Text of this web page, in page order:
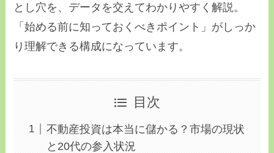
とし穴を、データを交えてわかりやすく解説。
「始める前に知っておくべきポイント」がしっか
り理解できる構成になっています。
目次
不動産投資は本当に儲かる？市場の現状
と20代の参入状況